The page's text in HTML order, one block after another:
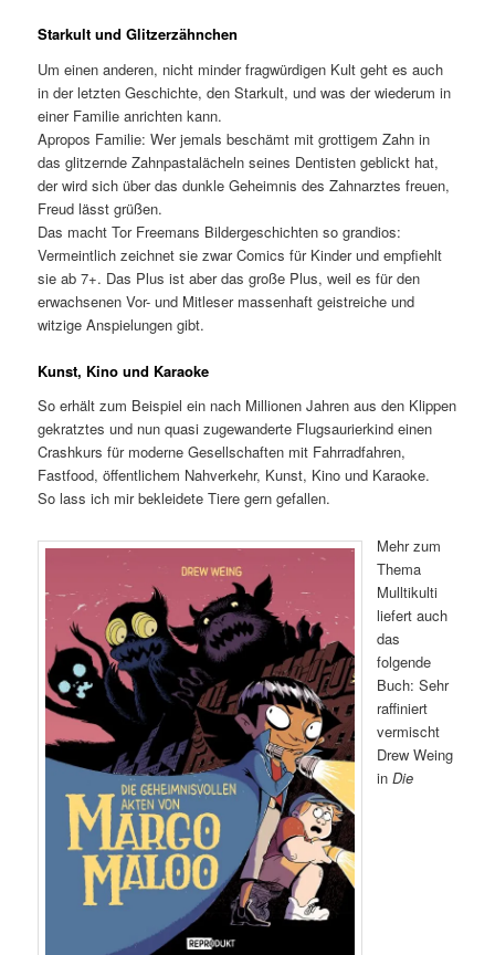
Starkult und Glitzerzähnchen
Um einen anderen, nicht minder fragwürdigen Kult geht es auch
in der letzten Geschichte, den Starkult, und was der wiederum in
einer Familie anrichten kann.
Apropos Familie: Wer jemals beschämt mit grottigem Zahn in
das glitzernde Zahnpastalächeln seines Dentisten geblickt hat,
der wird sich über das dunkle Geheimnis des Zahnarztes freuen,
Freud lässt grüßen.
Das macht Tor Freemans Bildergeschichten so grandios:
Vermeintlich zeichnet sie zwar Comics für Kinder und empfiehlt
sie ab 7+. Das Plus ist aber das große Plus, weil es für den
erwachsenen Vor- und Mitleser massenhaft geistreiche und
witzige Anspielungen gibt.
Kunst, Kino und Karaoke
So erhält zum Beispiel ein nach Millionen Jahren aus den Klippen
gekratztes und nun quasi zugewanderte Flugsaurierkind einen
Crashkurs für moderne Gesellschaften mit Fahrradfahren,
Fastfood, öffentlichem Nahverkehr, Kunst, Kino und Karaoke.
So lass ich mir bekleidete Tiere gern gefallen.
Mehr zum
Thema
Mulltikulti
liefert auch
das
folgende
Buch: Sehr
raffiniert
vermischt
Drew Weing
inDie